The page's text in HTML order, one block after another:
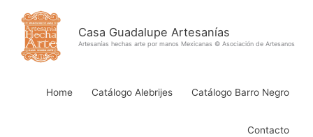
contenido
Casa Guadalupe Artesanías
Artesanías hechas arte por manos Mexicanas © Asociación de Artesanos
Home Catálogo Alebrijes Catálogo Barro Negro
Contacto